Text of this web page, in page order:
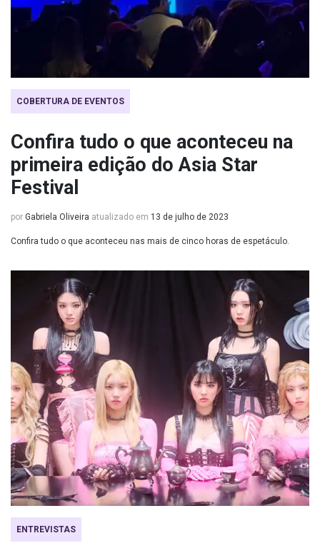
COBERTURA DE EVENTOS
Confira tudo o que aconteceu na
primeira edição do Asia Star
Festival
por Gabriela Oliveira atualizado em 13 de julho de 2023
Confira tudo o que aconteceu nas mais de cinco horas de espetáculo.
ENTREVISTAS